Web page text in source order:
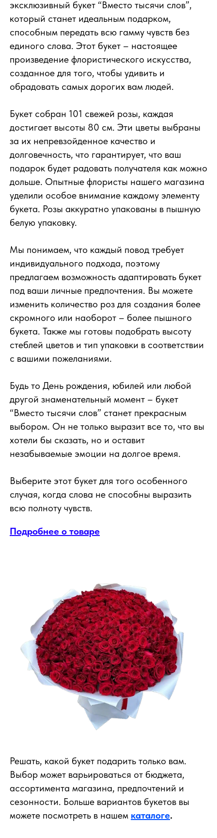
эксклюзивный букет “Вместо тысячи слов”,
который станет идеальным подарком,
способным передать всю гамму чувств без
единого слова. Этот букет – настоящее
произведение флористического искусства,
созданное для того, чтобы удивить и
обрадовать самых дорогих вам людей.
Букет собран 101 свежей розы, каждая
достигает высоты 80 см. Эти цветы выбраны
за их непревзойденное качество и
долговечность, что гарантирует, что ваш
подарок будет радовать получателя как можно
дольше. Опытные флористы нашего магазина
уделили особое внимание каждому элементу
букета. Розы аккуратно упакованы в пышную
белую упаковку.
Мы понимаем, что каждый повод требует
индивидуального подхода, поэтому
предлагаем возможность адаптировать букет
под ваши личные предпочтения. Вы можете
изменить количество роз для создания более
скромного или наоборот – более пышного
букета. Также мы готовы подобрать высоту
стеблей цветов и тип упаковки в соответствии
с вашими пожеланиями.
Будь то День рождения, юбилей или любой
другой знаменательный момент – букет
“Вместо тысячи слов” станет прекрасным
выбором. Он не только выразит все то, что вы
хотели бы сказать, но и оставит
незабываемые эмоции на долгое время.
Выберите этот букет для того особенного
случая, когда слова не способны выразить
всю полноту чувств.
Подробнее о товаре
Решать, какой букет подарить только вам.
Выбор может варьироваться от бюджета,
ассортимента магазина, предпочтений и
сезонности. Больше вариантов букетов вы
можете посмотреть в нашем каталоге.